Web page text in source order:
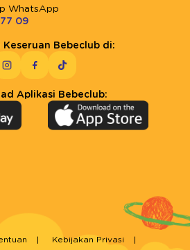
WhatsApp
09
Keseruan Bebeclub di:
Aplikasi Bebeclub:
Kebijakan Privasi